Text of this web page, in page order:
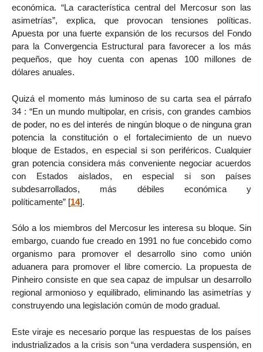
económica. “La característica central del Mercosur son las
asimetrías”, explica, que provocan tensiones políticas.
Apuesta por una fuerte expansión de los recursos del Fondo
para la Convergencia Estructural para favorecer a los más
pequeños, que hoy cuenta con apenas 100 millones de
dólares anuales.
Quizá el momento más luminoso de su carta sea el párrafo
34 : “En un mundo multipolar, en crisis, con grandes cambios
de poder, no es del interés de ningún bloque o de ninguna gran
potencia la constitución o el fortalecimiento de un nuevo
bloque de Estados, en especial si son periféricos. Cualquier
gran potencia considera más conveniente negociar acuerdos
con Estados aislados, en especial si son países
subdesarrollados, más débiles económica y
políticamente” [14].
Sólo a los miembros del Mercosur les interesa su bloque. Sin
embargo, cuando fue creado en 1991 no fue concebido como
organismo para promover el desarrollo sino como unión
aduanera para promover el libre comercio. La propuesta de
Pinheiro consiste en que sea capaz de impulsar un desarrollo
regional armonioso y equilibrado, eliminando las asimetrías y
construyendo una legislación común de modo gradual.
Este viraje es necesario porque las respuestas de los países
industrializados a la crisis son “una verdadera suspensión, en